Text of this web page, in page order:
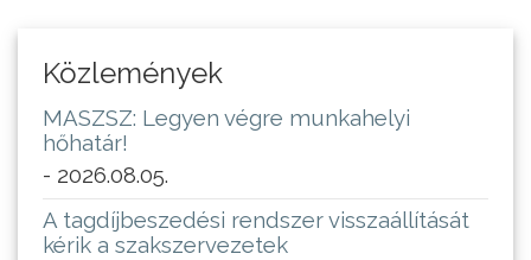
Közlemények
MASZSZ: Legyen végre munkahelyi
hőhatár!
- 2026.08.05.
A tagdíjbeszedési rendszer visszaállítását
kérik a szakszervezetek